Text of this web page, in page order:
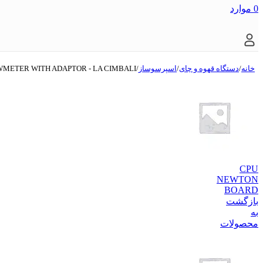
0 موارد
خانه/دستگاه قهوه و چای/اسپرسوساز /
WITH ADAPTOR - LA CIMBALI
CPU
NEWTON
BOARD
بازگشت
به
محصولات